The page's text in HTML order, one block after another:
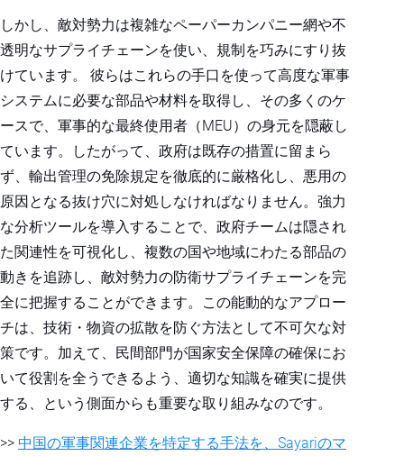
しかし、敵対勢力は複雑なペーパーカンパニー網や不
透明なサプライチェーンを使い、規制を巧みにすり抜
けています。 彼らはこれらの手口を使って高度な軍事
システムに必要な部品や材料を取得し、その多くのケ
ースで、軍事的な最終使用者（MEU）の身元を隠蔽し
ています。したがって、政府は既存の措置に留まら
ず、輸出管理の免除規定を徹底的に厳格化し、悪用の
原因となる抜け穴に対処しなければなりません。強力
な分析ツールを導入することで、政府チームは隠され
た関連性を可視化し、複数の国や地域にわたる部品の
動きを追跡し、敵対勢力の防衛サプライチェーンを完
全に把握することができます。この能動的なアプロー
チは、技術・物資の拡散を防ぐ方法として不可欠な対
策です。加えて、民間部門が国家安全保障の確保にお
いて役割を全うできるよう、適切な知識を確実に提供
する、という側面からも重要な取り組みなのです。
>> 中国の軍事関連企業を特定する手法を、Sayariのマ